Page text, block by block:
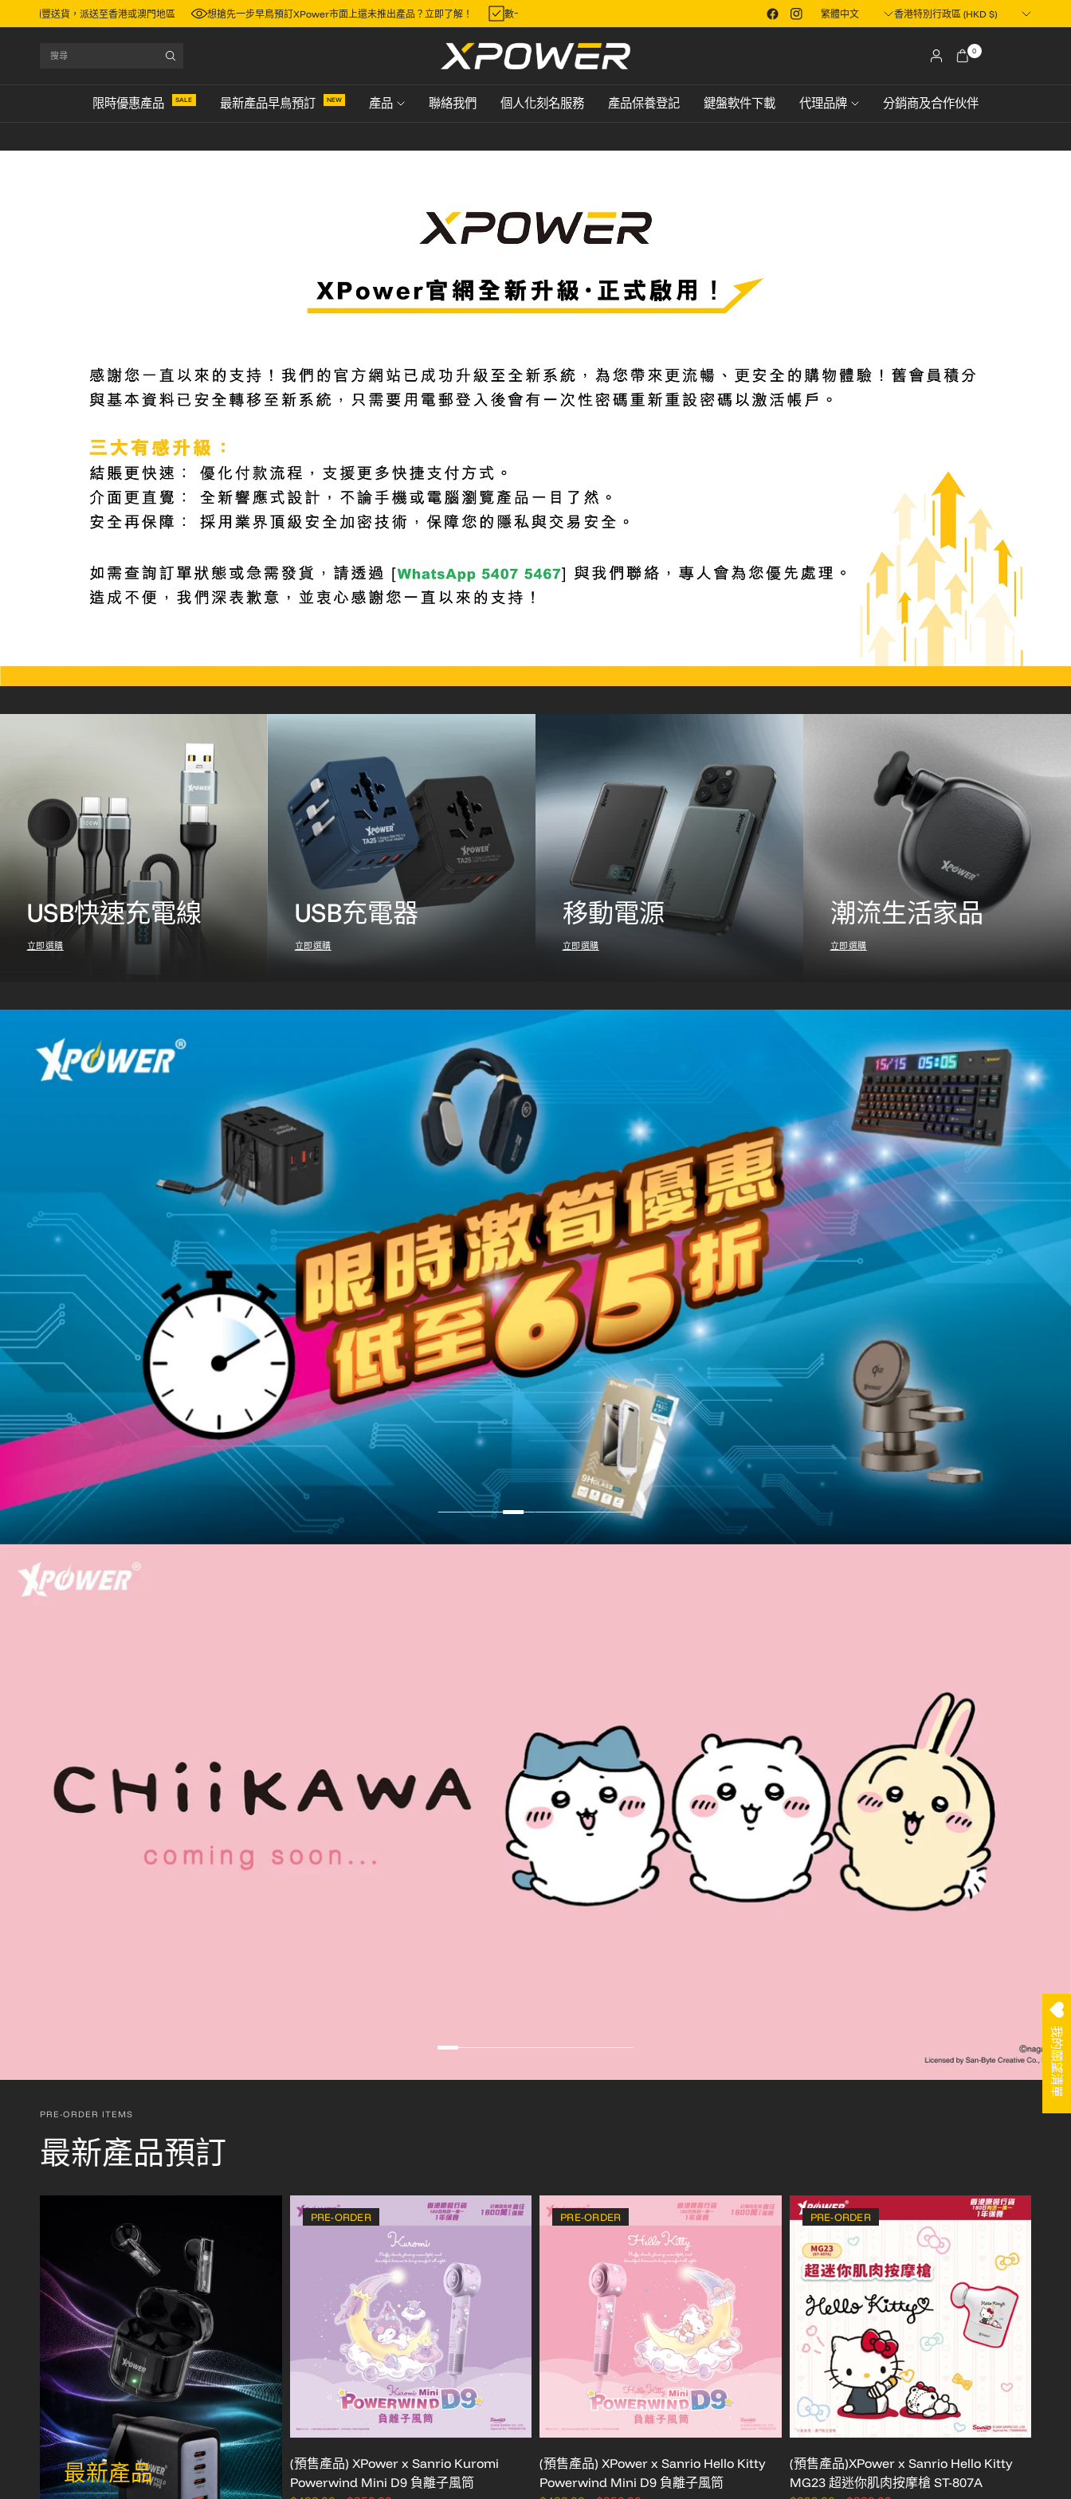
，即可免費順豐送貨，派送至香港或澳門地區 想搶先一步早鳥預訂XPower市面上還未推出產品？立即了解！ 購物滿 HK$600，即可免費順豐送貨，派送至香港或澳門地區
Translation
missing:
TW.localization.update_country
Translation
missing:
TW.localization.update_country
0
限時優惠產品 SALE 最新產品早鳥預訂 NEW 產品 聯絡我們 個人化刻名服務 產品保養登記 鍵盤軟件下載 代理品牌 分銷商及合作伙伴
USB快速充電線
立即選購
USB充電器
立即選購
移動電源
立即選購
潮流生活家品
立即選購
Add descriptive text for your slide here.
Slide Heading
Add descriptive text for your slide here.
PRE-ORDER ITEMS
最新產品預訂
最新產品
PRE-ORDER
(預售產品) XPower x Sanrio Kuromi
Powerwind Mini D9 負離子風筒
PRE-ORDER
(預售產品) XPower x Sanrio Hello Kitty
Powerwind Mini D9 負離子風筒
PRE-ORDER
(預售產品)XPower x Sanrio Hello Kitty
MG23 超迷你肌肉按摩槍 ST-807A
我的願望清單